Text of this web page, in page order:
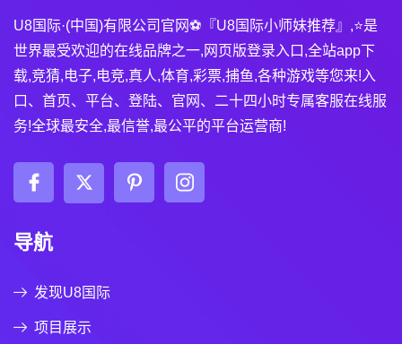
U8国际·(中国)有限公司官网⚽️『U8国际小师妹推荐』,⭐️是
世界最受欢迎的在线品牌之一,网页版登录入口,全站app下
载,竞猜,电子,电竞,真人,体育,彩票,捕鱼,各种游戏等您来!入
口、首页、平台、登陆、官网、二十四小时专属客服在线服
务!全球最安全,最信誉,最公平的平台运营商!
导航
发现U8国际
项目展示